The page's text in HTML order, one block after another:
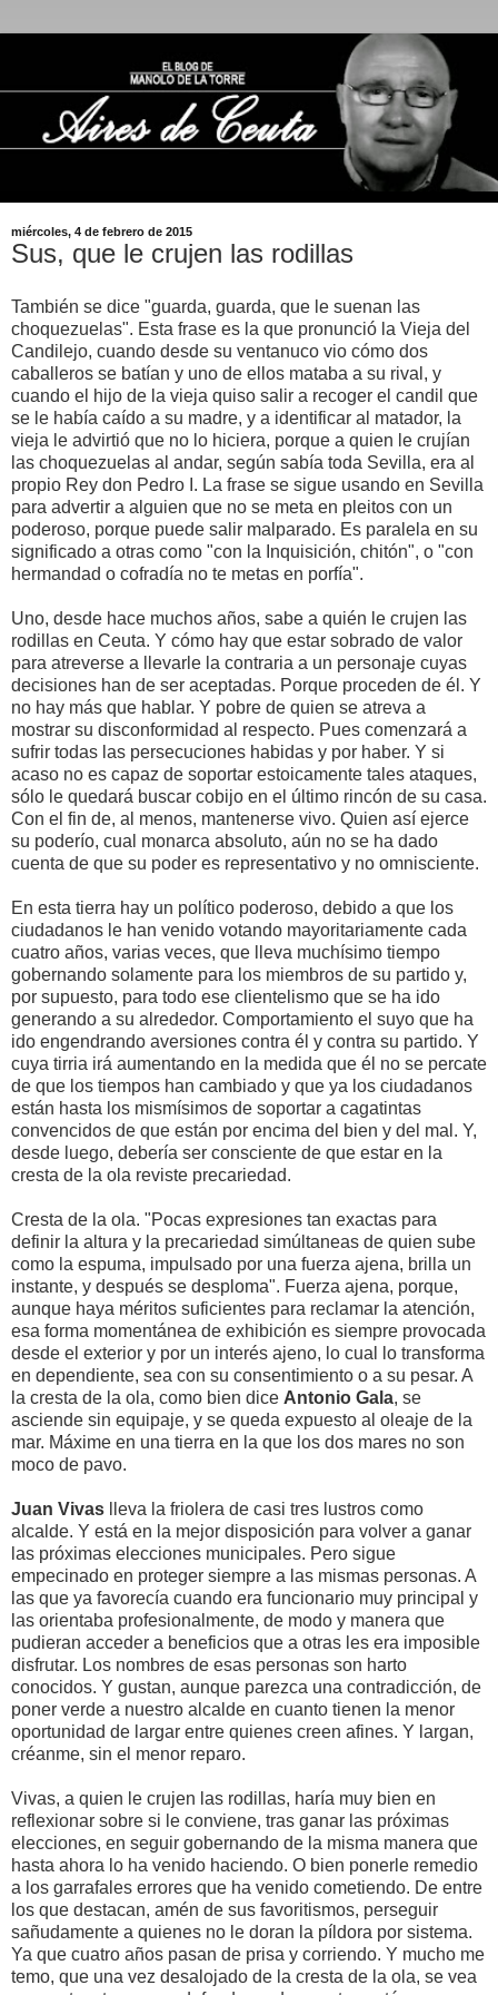
miércoles, 4 de febrero de 2015
Sus, que le crujen las rodillas
También se dice "guarda, guarda, que le suenan las
choquezuelas". Esta frase es la que pronunció la Vieja del
Candilejo, cuando desde su ventanuco vio cómo dos
caballeros se batían y uno de ellos mataba a su rival, y
cuando el hijo de la vieja quiso salir a recoger el candil que
se le había caído a su madre, y a identificar al matador, la
vieja le advirtió que no lo hiciera, porque a quien le crujían
las choquezuelas al andar, según sabía toda Sevilla, era al
propio Rey don Pedro I. La frase se sigue usando en Sevilla
para advertir a alguien que no se meta en pleitos con un
poderoso, porque puede salir malparado. Es paralela en su
significado a otras como "con la Inquisición, chitón", o "con
hermandad o cofradía no te metas en porfía".
Uno, desde hace muchos años, sabe a quién le crujen las
rodillas en Ceuta. Y cómo hay que estar sobrado de valor
para atreverse a llevarle la contraria a un personaje cuyas
decisiones han de ser aceptadas. Porque proceden de él. Y
no hay más que hablar. Y pobre de quien se atreva a
mostrar su disconformidad al respecto. Pues comenzará a
sufrir todas las persecuciones habidas y por haber. Y si
acaso no es capaz de soportar estoicamente tales ataques,
sólo le quedará buscar cobijo en el último rincón de su casa.
Con el fin de, al menos, mantenerse vivo. Quien así ejerce
su poderío, cual monarca absoluto, aún no se ha dado
cuenta de que su poder es representativo y no omnisciente.
En esta tierra hay un político poderoso, debido a que los
ciudadanos le han venido votando mayoritariamente cada
cuatro años, varias veces, que lleva muchísimo tiempo
gobernando solamente para los miembros de su partido y,
por supuesto, para todo ese clientelismo que se ha ido
generando a su alrededor. Comportamiento el suyo que ha
ido engendrando aversiones contra él y contra su partido. Y
cuya tirria irá aumentando en la medida que él no se percate
de que los tiempos han cambiado y que ya los ciudadanos
están hasta los mismísimos de soportar a cagatintas
convencidos de que están por encima del bien y del mal. Y,
desde luego, debería ser consciente de que estar en la
cresta de la ola reviste precariedad.
Cresta de la ola. "Pocas expresiones tan exactas para
definir la altura y la precariedad simúltaneas de quien sube
como la espuma, impulsado por una fuerza ajena, brilla un
instante, y después se desploma". Fuerza ajena, porque,
aunque haya méritos suficientes para reclamar la atención,
esa forma momentánea de exhibición es siempre provocada
desde el exterior y por un interés ajeno, lo cual lo transforma
en dependiente, sea con su consentimiento o a su pesar. A
la cresta de la ola, como bien dice Antonio Gala, se
asciende sin equipaje, y se queda expuesto al oleaje de la
mar. Máxime en una tierra en la que los dos mares no son
moco de pavo.
Juan Vivas lleva la friolera de casi tres lustros como
alcalde. Y está en la mejor disposición para volver a ganar
las próximas elecciones municipales. Pero sigue
empecinado en proteger siempre a las mismas personas. A
las que ya favorecía cuando era funcionario muy principal y
las orientaba profesionalmente, de modo y manera que
pudieran acceder a beneficios que a otras les era imposible
disfrutar. Los nombres de esas personas son harto
conocidos. Y gustan, aunque parezca una contradicción, de
poner verde a nuestro alcalde en cuanto tienen la menor
oportunidad de largar entre quienes creen afines. Y largan,
créanme, sin el menor reparo.
Vivas, a quien le crujen las rodillas, haría muy bien en
reflexionar sobre si le conviene, tras ganar las próximas
elecciones, en seguir gobernando de la misma manera que
hasta ahora lo ha venido haciendo. O bien ponerle remedio
a los garrafales errores que ha venido cometiendo. De entre
los que destacan, amén de sus favoritismos, perseguir
sañudamente a quienes no le doran la píldora por sistema.
Ya que cuatro años pasan de prisa y corriendo. Y mucho me
temo, que una vez desalojado de la cresta de la ola, se vea